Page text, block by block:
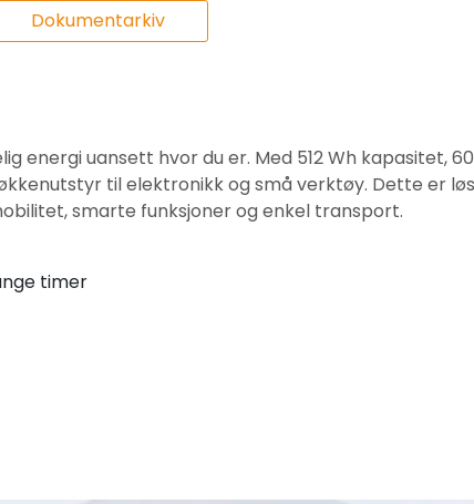
Dokumentarkiv
energi uansett hvor du er. Med 512 Wh kapasitet,
til elektronikk og små verktøy. Dette er
smarte funksjoner og enkel transport.
timer